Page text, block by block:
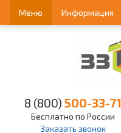
Меню Информация
8 (800) 500-33-71
Бесплатно по России
Заказать звонок